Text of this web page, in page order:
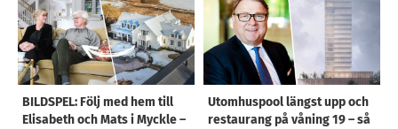
BILDSPEL: Följ med hem till
Elisabeth och Mats i Myckle –
Utomhuspool längst upp och
restaurang på våning 19 – så